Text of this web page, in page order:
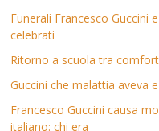
Funerali Francesco Guccini
celebrati
Ritorno a scuola tra
Guccini che malattia aveva
Francesco Guccini causa
italiano: chi era